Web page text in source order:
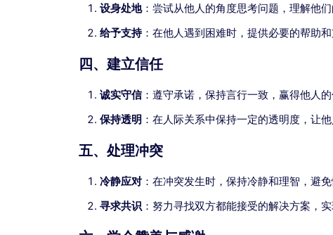
设身处地：尝试从他人的角度思考问题，理解他们
给予支持：在他人遇到困难时，提供必要的帮助和
四、建立信任
诚实守信：遵守承诺，保持言行一致，赢得他人的
保持透明 ：在人际关系中保持一定的透明度，让
五、处理冲突
冷静应对 ：在冲突发生时，保持冷静和理智，避免
寻求共识 ：努力寻找双方都能接受的解决方案，实